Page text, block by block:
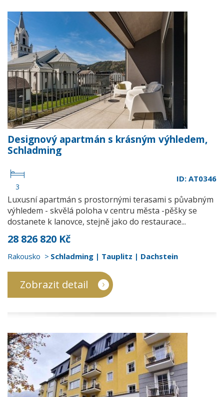
Designový apartmán s krásným výhledem,
Schladming
3
ID: AT0346
Luxusní apartmán s prostornými terasami s půvabným
výhledem - skvělá poloha v centru města -pěšky se
dostanete k lanovce, stejně jako do restaurace...
28 826 820 Kč
Rakousko Schladming | Tauplitz | Dachstein
Zobrazit detail